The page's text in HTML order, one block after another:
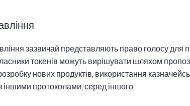
зазвичай представляють право голосу для
токенів можуть вирішувати шляхом
нових продуктів, використання
іншими протоколами, серед іншого.